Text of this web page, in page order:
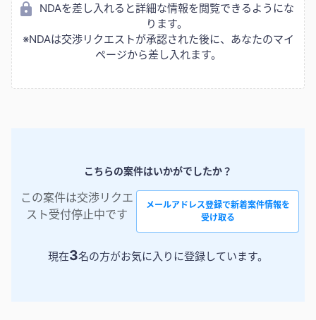
NDAを差し入れると詳細な情報を閲覧できるようにな
ります。
※NDAは交渉リクエストが承認された後に、あなたのマイ
ページから差し入れます。
こちらの案件はいかがでしたか？
この案件は交渉リクエ
スト受付停止中です
メールアドレス登録で新着案件情報を
受け取る
現在3名の方がお気に入りに登録しています。